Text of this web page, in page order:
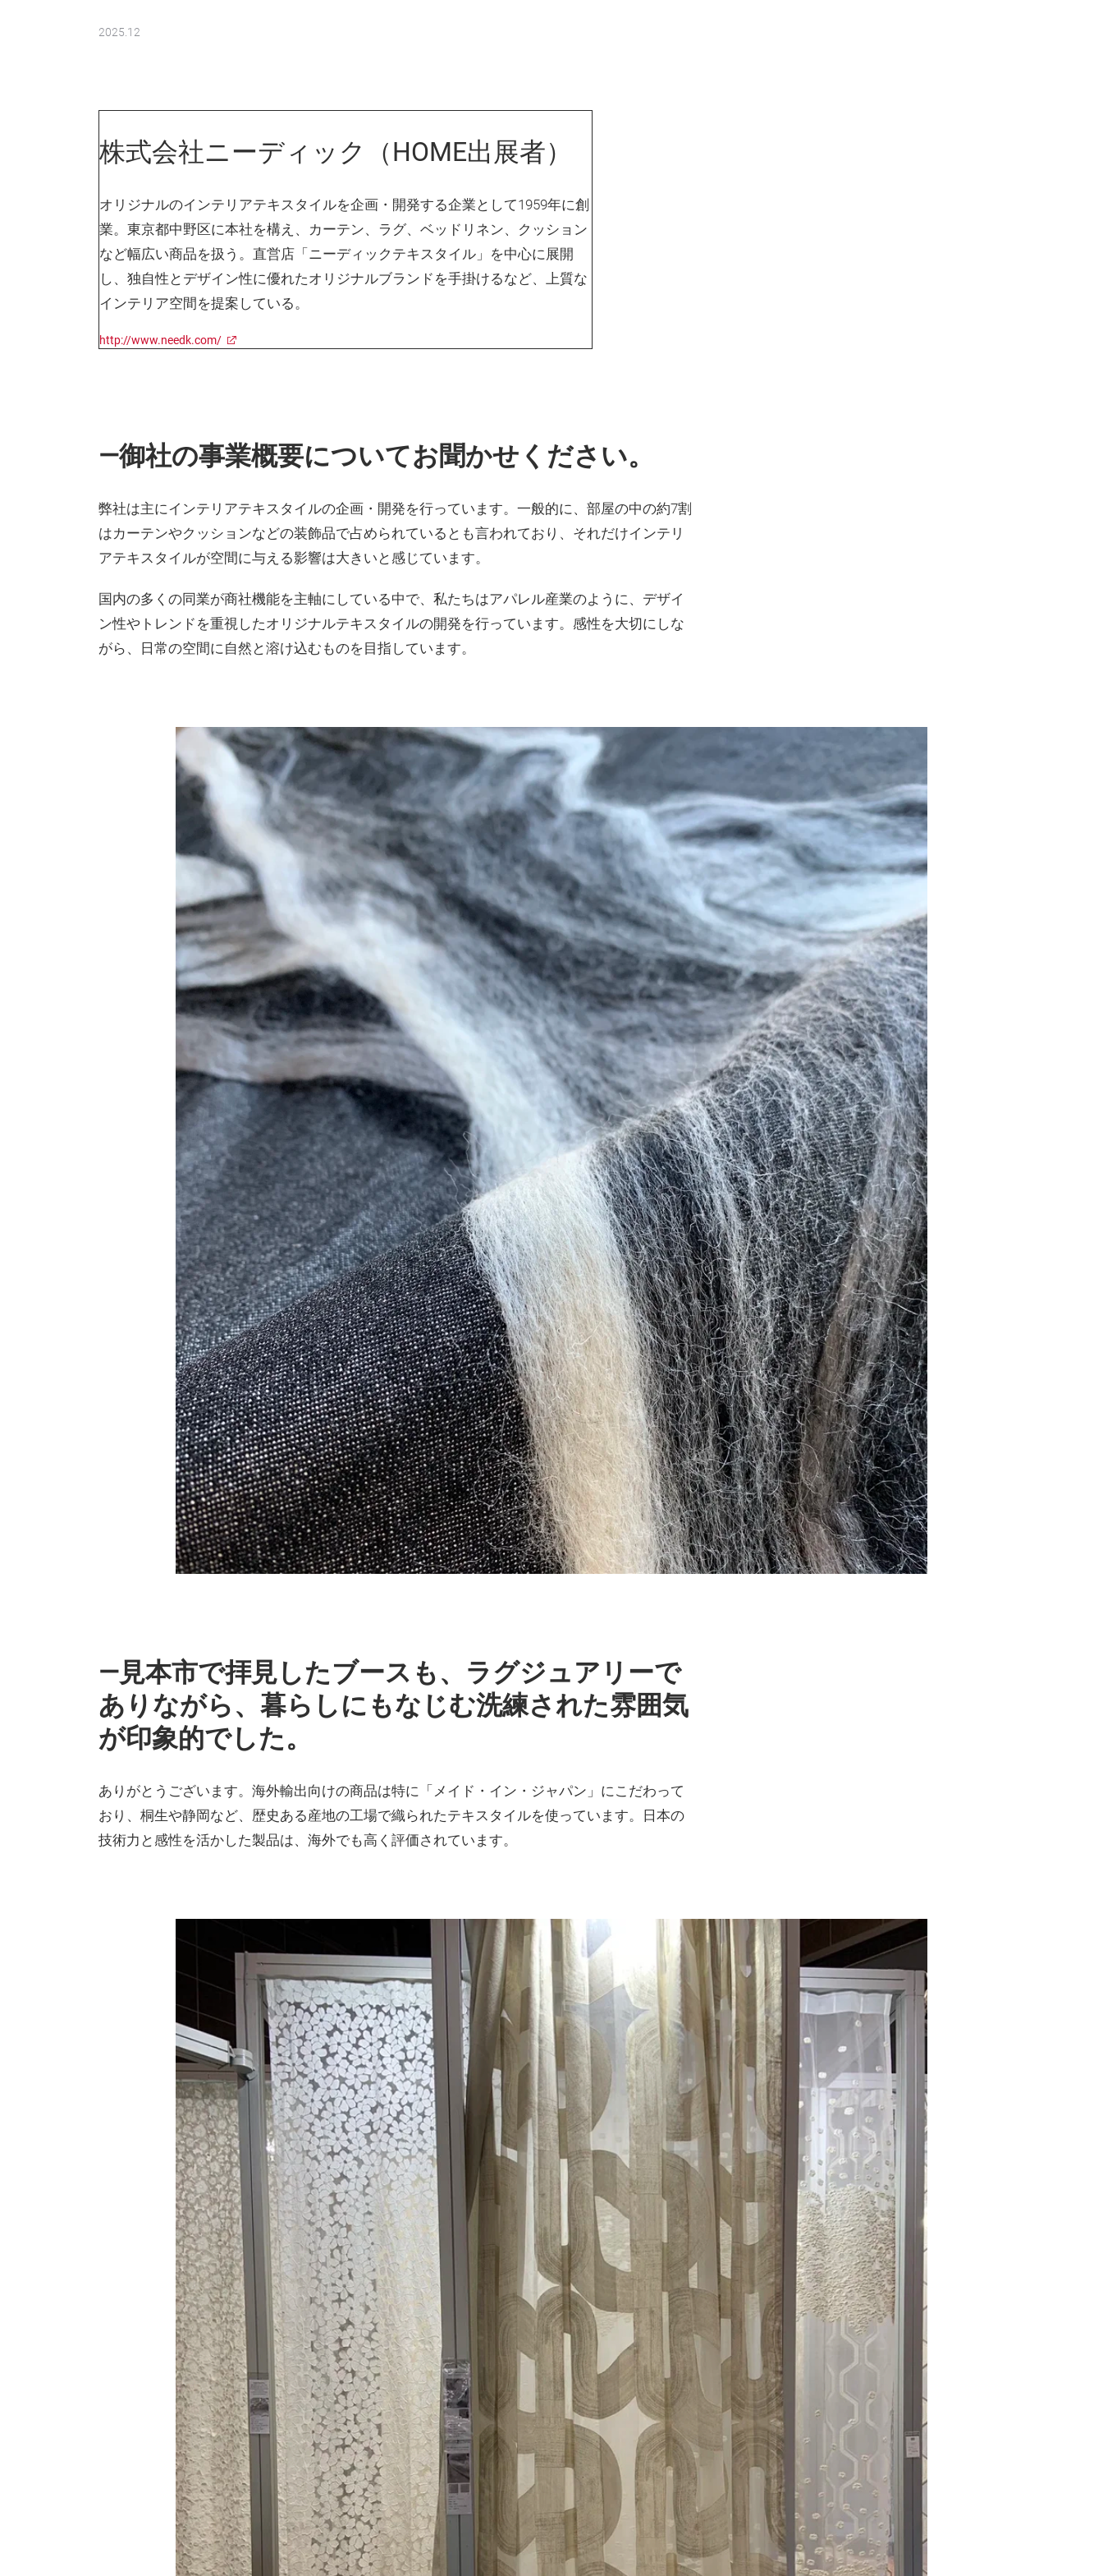
2025.12
株式会社ニーディック（HOME出展者）
オリジナルのインテリアテキスタイルを企画・開発する企業として1959年に創
業。東京都中野区に本社を構え、カーテン、ラグ、ベッドリネン、クッション
など幅広い商品を扱う。直営店「ニーディックテキスタイル」を中心に展開
し、独自性とデザイン性に優れたオリジナルブランドを手掛けるなど、上質な
インテリア空間を提案している。
http://www.needk.com/
―御社の事業概要についてお聞かせください。
弊社は主にインテリアテキスタイルの企画・開発を行っています。一般的に、部屋の中の約7割
はカーテンやクッションなどの装飾品で占められているとも言われており、それだけインテリ
アテキスタイルが空間に与える影響は大きいと感じています。
国内の多くの同業が商社機能を主軸にしている中で、私たちはアパレル産業のように、デザイ
ン性やトレンドを重視したオリジナルテキスタイルの開発を行っています。感性を大切にしな
がら、日常の空間に自然と溶け込むものを目指しています。
―見本市で拝見したブースも、ラグジュアリーで
ありながら、暮らしにもなじむ洗練された雰囲気
が印象的でした。
ありがとうございます。海外輸出向けの商品は特に「メイド・イン・ジャパン」にこだわって
おり、桐生や静岡など、歴史ある産地の工場で織られたテキスタイルを使っています。日本の
技術力と感性を活かした製品は、海外でも高く評価されています。